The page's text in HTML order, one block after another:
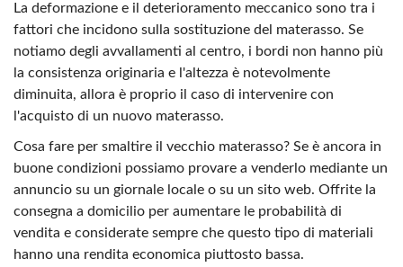
La deformazione e il deterioramento meccanico sono tra i
fattori che incidono sulla sostituzione del materasso. Se
notiamo degli avvallamenti al centro, i bordi non hanno più
la consistenza originaria e l'altezza è notevolmente
diminuita, allora è proprio il caso di intervenire con
l'acquisto di un nuovo materasso.
Cosa fare per smaltire il vecchio materasso? Se è ancora in
buone condizioni possiamo provare a venderlo mediante un
annuncio su un giornale locale o su un sito web. Offrite la
consegna a domicilio per aumentare le probabilità di
vendita e considerate sempre che questo tipo di materiali
hanno una rendita economica piuttosto bassa.